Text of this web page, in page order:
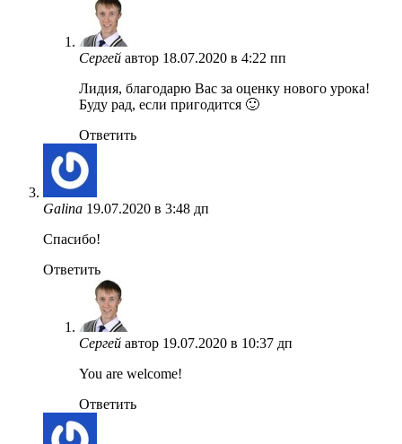
Сергей автор 18.07.2020 в 4:22 пп
Лидия, благодарю Вас за оценку нового урока!
Буду рад, если пригодится 🙂
Ответить
Galina 19.07.2020 в 3:48 дп
Спасибо!
Ответить
Сергей автор 19.07.2020 в 10:37 дп
You are welcome!
Ответить